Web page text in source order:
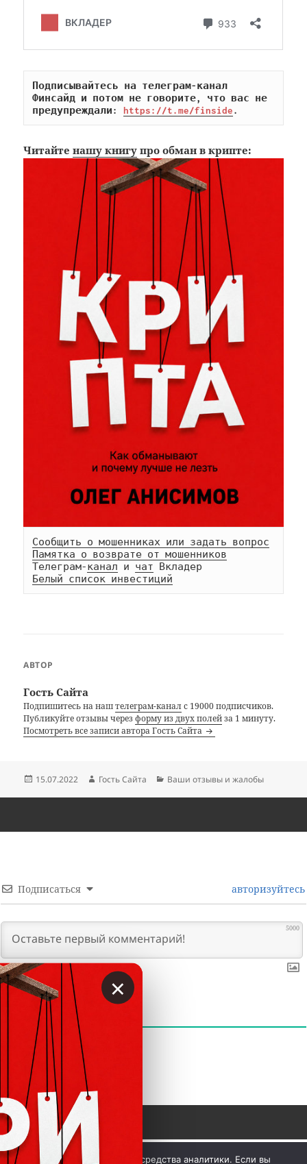
Подписывайтесь на телеграм-канал
Финсайд и потом не говорите, что вас не
предупреждали: https://t.me/finside.
Читайтенашу книгу про обман в крипте:
Сообщить о мошенниках или задать вопрос
Памятка о возврате от мошенников
Телеграм-канал и чат
Белый список инвестиций
АВТОР
Гость Сайта
Подпишитесь на наштелеграм-каналс 19000 подписчиков.
Публикуйте отзывы черезформу из двух полейза 1 минуту.
Посмотреть все записи автора Гость Сайта
Опубликовано
15.07.2022 Автор
Гость Сайта Рубрики
Ваши отзывы и жалобы
Подписаться авторизуйтесь
5000
КОММЕНТАРИИ
Мы используем куки и средства аналитики. Если вы
×